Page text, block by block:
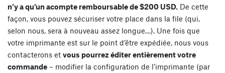
n’y a qu’un acompte remboursable de $200 USD. De cette
façon, vous pouvez sécuriser votre place dans la file (qui,
selon nous, sera à nouveau assez longue…). Une fois que
votre imprimante est sur le point d’être expédiée, nous vous
contacterons et vous pourrez éditer entièrement votre
commande – modifier la configuration de l’imprimante (par